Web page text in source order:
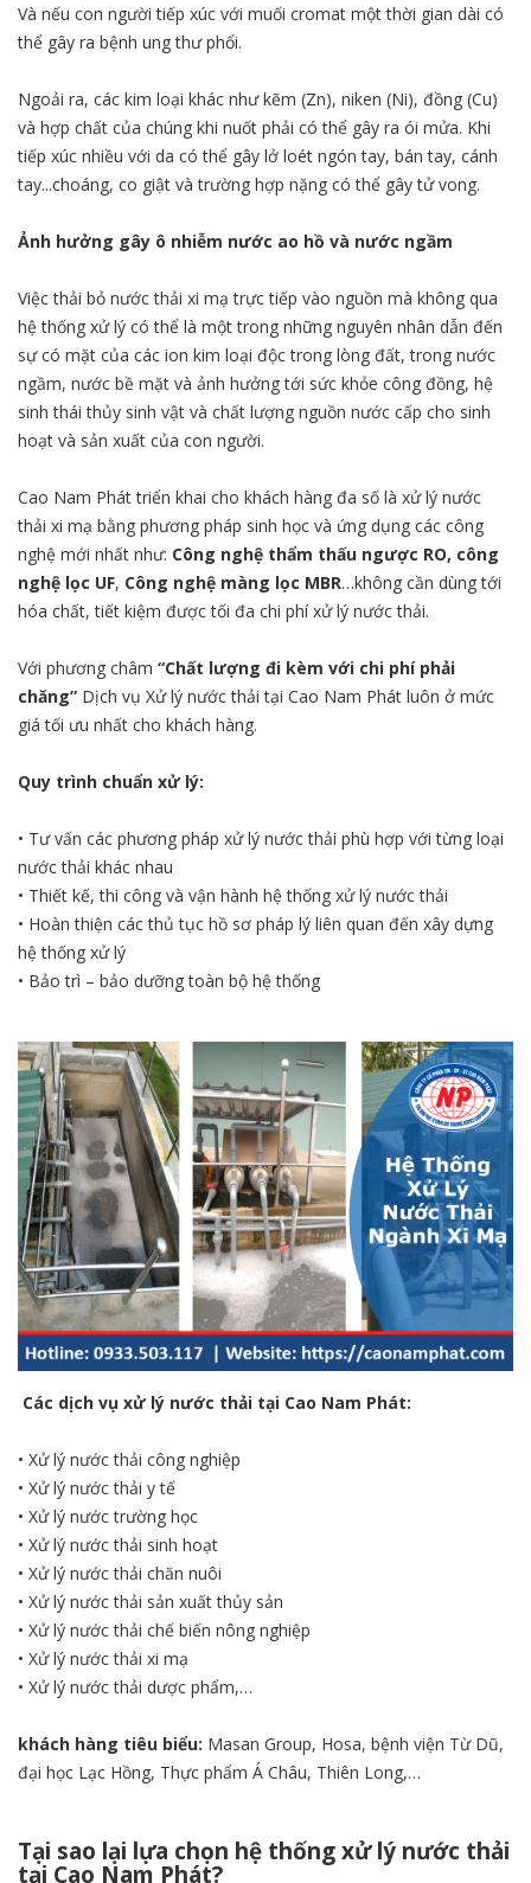
Và nếu con người tiếp xúc với muối cromat một thời gian dài có
thể gây ra bệnh ung thư phổi.
Ngoải ra, các kim loại khác như kẽm (Zn), niken (Ni), đồng (Cu)
và hợp chất của chúng khi nuốt phải có thể gây ra ói mửa. Khi
tiếp xúc nhiều với da có thể gây lở loét ngón tay, bán tay, cánh
tay...choáng, co giật và trường hợp nặng có thể gây tử vong.
Ảnh hưởng gây ô nhiễm nước ao hồ và nước ngầm
Việc thải bỏ nước thải xi mạ trực tiếp vào nguồn mà không qua
hệ thống xử lý có thể là một trong những nguyên nhân dẫn đến
sự có mặt của các ion kim loại độc trong lòng đất, trong nước
ngầm, nước bề mặt và ảnh hưởng tới sức khỏe công đồng, hệ
sinh thái thủy sinh vật và chất lượng nguồn nước cấp cho sinh
hoạt và sản xuất của con người.
Cao Nam Phát triển khai cho khách hàng đa số là xử lý nước
thải xi mạ bằng phương pháp sinh học và ứng dụng các công
nghệ mới nhất như: Công nghệ thẩm thấu ngược RO, công
nghệ lọc UF, Công nghệ màng lọc MBR…không cần dùng tới
hóa chất, tiết kiệm được tối đa chi phí xử lý nước thải.
Với phương châm “Chất lượng đi kèm với chi phí phải
chăng” Dịch vụ Xử lý nước thải tại Cao Nam Phát luôn ở mức
giá tối ưu nhất cho khách hàng.
Quy trình chuẩn xử lý:
• Tư vấn các phương pháp xử lý nước thải phù hợp với từng loại
nước thải khác nhau
• Thiết kế, thi công và vận hành hệ thống xử lý nước thải
• Hoàn thiện các thủ tục hồ sơ pháp lý liên quan đến xây dựng
hệ thống xử lý
• Bảo trì – bảo dưỡng toàn bộ hệ thống
Các dịch vụ xử lý nước thải tại Cao Nam Phát:
• Xử lý nước thải công nghiệp
• Xử lý nước thải y tế
• Xử lý nước trường học
• Xử lý nước thải sinh hoạt
• Xử lý nước thải chăn nuôi
• Xử lý nước thải sản xuất thủy sản
• Xử lý nước thải chế biến nông nghiệp
• Xử lý nước thải xi mạ
• Xử lý nước thải dược phẩm,…
khách hàng tiêu biểu: Masan Group, Hosa, bệnh viện Từ Dũ,
đại học Lạc Hồng, Thực phẩm Á Châu, Thiên Long,…
Tại sao lại lựa chọn hệ thống xử lý nước thải
tại Cao Nam Phát?